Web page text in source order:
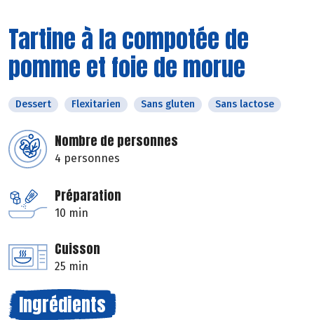
Tartine à la compotée de
pomme et foie de morue
Dessert Flexitarien Sans gluten Sans lactose
Nombre de personnes
4 personnes
Préparation
10 min
Cuisson
25 min
Ingrédients